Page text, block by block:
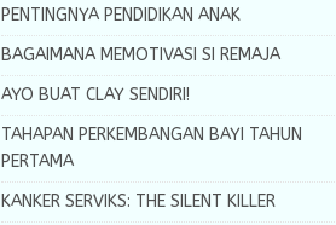
PENTINGNYA PENDIDIKAN ANAK
BAGAIMANA MEMOTIVASI SI REMAJA
AYO BUAT CLAY SENDIRI!
TAHAPAN PERKEMBANGAN BAYI TAHUN
PERTAMA
KANKER SERVIKS: THE SILENT KILLER